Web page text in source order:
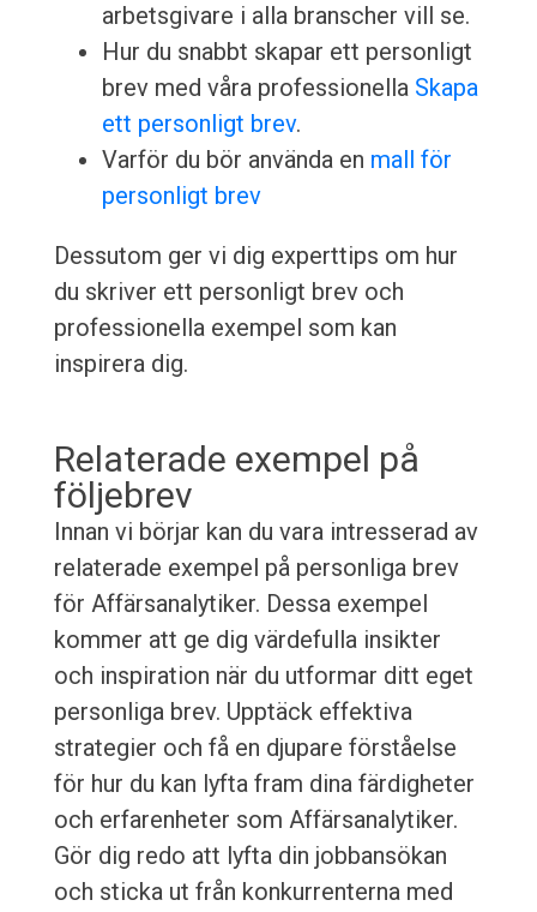
arbetsgivare i alla branscher vill se.
Hur du snabbt skapar ett personligt
brev med våra professionella Skapa
ett personligt brev.
Varför du bör använda en mall för
personligt brev
Dessutom ger vi dig experttips om hur
du skriver ett personligt brev och
professionella exempel som kan
inspirera dig.
Relaterade exempel på
följebrev
Innan vi börjar kan du vara intresserad av
relaterade exempel på personliga brev
för Affärsanalytiker. Dessa exempel
kommer att ge dig värdefulla insikter
och inspiration när du utformar ditt eget
personliga brev. Upptäck effektiva
strategier och få en djupare förståelse
för hur du kan lyfta fram dina färdigheter
och erfarenheter som Affärsanalytiker.
Gör dig redo att lyfta din jobbansökan
och sticka ut från konkurrenterna med